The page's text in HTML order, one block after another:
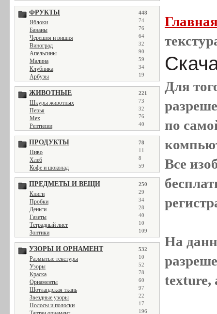
ФРУКТЫ 448
Яблоки 74
Бананы 76
Черешня и вишня 64
Виноград 32
Апельсины 90
Малина 59
Клубника 34
Арбузы 19
ЖИВОТНЫЕ 221
Шкуры животных 73
Перья 32
Мех 76
Рептилии 40
ПРОДУКТЫ 78
Пиво 11
Хлеб 8
Кофе и шоколад 59
ПРЕДМЕТЫ И ВЕЩИ 250
Книги 29
Пробки 34
Деньги 28
Газеты 40
Тетрадный лист 10
Зонтики 109
УЗОРЫ И ОРНАМЕНТ 532
Размытые текстуры 10
Узоры 52
Краска 78
Орнаменты 60
Шотландская ткань 97
Звездные узоры 22
Полосы и полоски 17
196
Для
по
Все
На
texture,